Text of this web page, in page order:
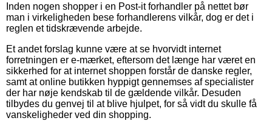
Inden nogen shopper i en Post-it forhandler på nettet bør
man i virkeligheden bese forhandlerens vilkår, dog er det i
reglen et tidskrævende arbejde.
Et andet forslag kunne være at se hvorvidt internet
forretningen er e-mærket, eftersom det længe har været en
sikkerhed for at internet shoppen forstår de danske regler,
samt at online butikken hyppigt gennemses af specialister
der har nøje kendskab til de gældende vilkår. Desuden
tilbydes du genvej til at blive hjulpet, for så vidt du skulle få
vanskeligheder ved din shopping.